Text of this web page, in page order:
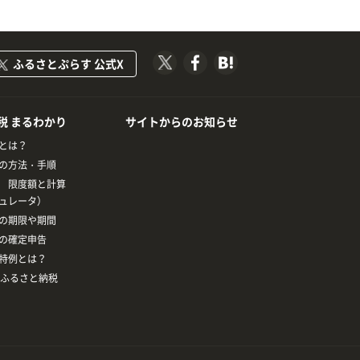
ふるさとぷらす 公式X
まるわかり
は？
方法・手順
限度額と計算
レータ）
期限や期間
確定申告
例とは？
るさと納税
サイトからのお知らせ